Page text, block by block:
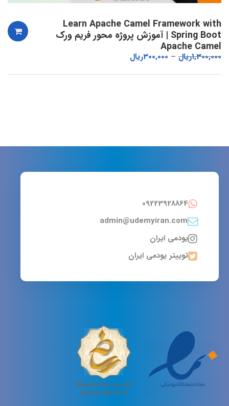
Learn Apache Camel Framework with
Spring Boot | آموزش پروژه محور فریم ورک
Apache Camel
1,300,000ریال 300,000ریال
09223928864
admin@udemyiran.com
یودمی ایران
توییتر یودمی ایران